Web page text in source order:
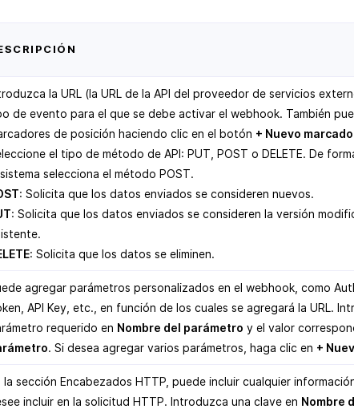
la URL (la URL de la API del proveedor de servicios
de evento para el que se debe activar el webhook. También
de posición haciendo clic en el botón + Nuevo
el tipo de método de API: PUT, POST o DELETE. De
selecciona el método POST.
: Solicita que los datos enviados se consideren nuevos.
: Solicita que los datos enviados se consideren la versión
: Solicita que los datos se eliminen.
agregar parámetros personalizados en el webhook, como
API Key, etc., en función de los cuales se agregará la URL.
requerido en Nombre del parámetro y el valor
. Si desea agregar varios parámetros, haga clic en +
la sección Encabezados HTTP, puede incluir cualquier
incluir en la solicitud HTTP. Introduzca una clave en Nombre